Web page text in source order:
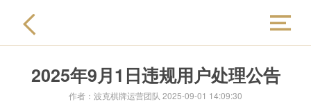
官方首页
2025年9月1日违规用户处理公告
作者：波克棋牌运营团队 2025-09-01 14:09:30